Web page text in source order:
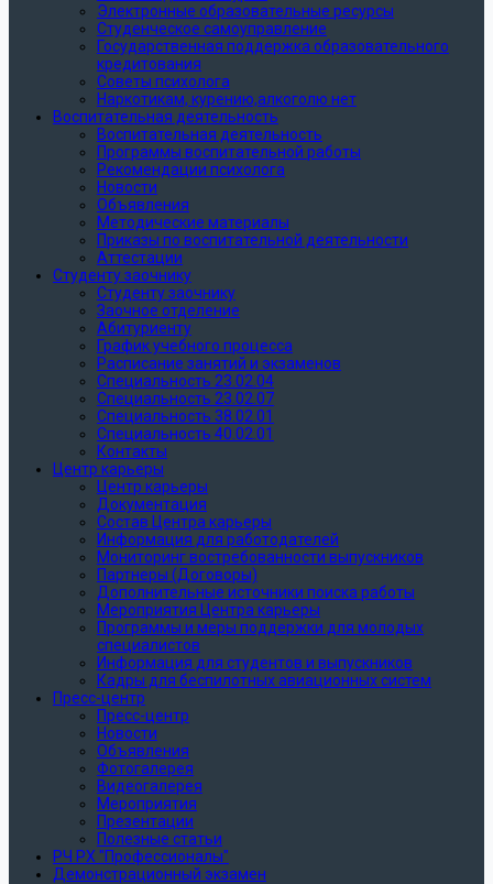
Электронные образовательные ресурсы
Студенческое самоуправление
Государственная поддержка образовательного
кредитования
Советы психолога
Наркотикам, курению,алкоголю нет
Воспитательная деятельность
Воспитательная деятельность
Программы воспитательной работы
Рекомендации психолога
Новости
Объявления
Методические материалы
Приказы по воспитательной деятельности
Аттестации
Студенту заочнику
Студенту заочнику
Заочное отделение
Абитуриенту
График учебного процесса
Расписание занятий и экзаменов
Специальность 23.02.04
Специальность 23.02.07
Специальность 38.02.01
Специальность 40.02.01
Контакты
Центр карьеры
Центр карьеры
Документация
Состав Центра карьеры
Информация для работодателей
Мониторинг востребованности выпускников
Партнеры (Договоры)
Дополнительные источники поиска работы
Мероприятия Центра карьеры
Программы и меры поддержки для молодых
специалистов
Информация для студентов и выпускников
Кадры для беспилотных авиационных систем
Пресс-центр
Пресс-центр
Новости
Объявления
Фотогалерея
Видеогалерея
Мероприятия
Презентации
Полезные статьи
РЧ РХ "Профессионалы"
Демонстрационный экзамен